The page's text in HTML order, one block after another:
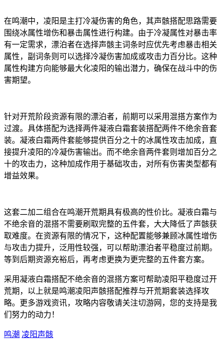
在鸣潮中，凌阳是主打冷凝伤害的角色，其声骸搭配思路需要
围绕冰属性增伤和暴击属性进行构建。由于冷凝属性对暴击率
有一定需求，漂泊者在选择声骸主词条时应优先考虑暴击相关
属性，副词条则可以选择冷凝伤害加成或攻击力百分比。这种
属性构建方向能够最大化凌阳的输出潜力，确保在战斗中的伤
害期望。
针对开荒阶段资源有限的漂泊者，前期可以采用混搭方案作为
过渡。具体搭配为选择两件凝液白霜套装搭配两件不绝余音套
装。凝液白霜两件套能够提供百分之十的冰属性攻击加成，直
接提升凌阳的冷凝伤害输出。而不绝余音两件套则增加百分之
十的攻击力，这种加成作用于基础攻击，对所有伤害类型都有
增益效果。
这套二加二组合在鸣潮开荒期具有极高的性价比。凝液白霜与
不绝余音的混搭不需要刷取完整的五件套，大大降低了声骸获
取难度。在资源有限的情况下，这种配置能够兼顾冰属性增伤
与攻击力提升，泛用性较强，可以帮助漂泊者平稳度过前期。
等到后期资源充裕后，再考虑更换为更完整的五件套方案。
采用凝液白霜搭配不绝余音的混搭方案可帮助凌阳平稳度过开
荒期，以上就是鸣潮凌阳声骸搭配推荐与开荒期套装选择攻
略。更多游戏资讯，攻略内容敬请关注切游网，您的支持是我
们努力的动力！
鸣潮 凌阳声骸